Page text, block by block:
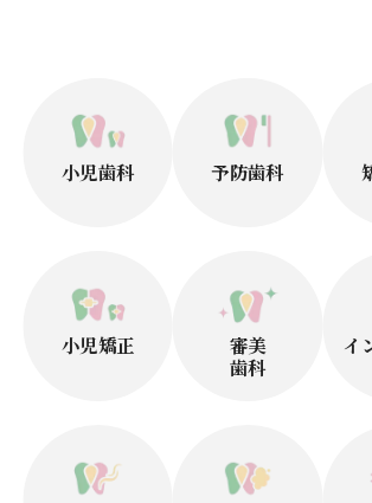
小児歯科 予防歯科
小児矯正
審美
歯科
イ